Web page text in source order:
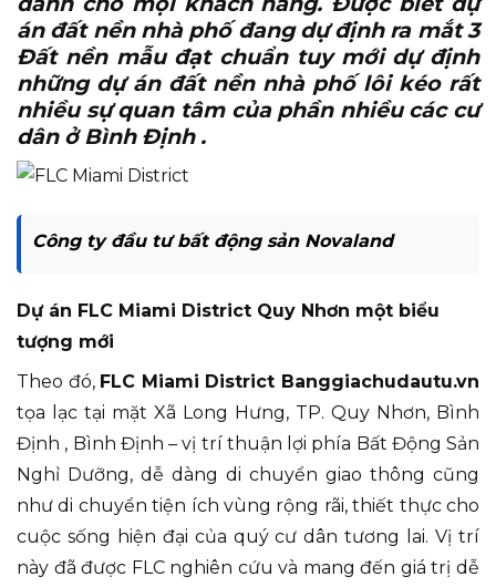
án đất nền nhà phố đang dự định ra mắt 3
Đất nền mẫu đạt chuẩn tuy mới dự định
những dự án đất nền nhà phố lôi kéo rất
nhiều sự quan tâm của phần nhiều các cư
dân ở Bình Định .
Công ty đầu tư bất động sản Novaland
Dự án FLC Miami District Quy Nhơn một biểu
tượng mới
Theo đó, FLC Miami District Banggiachudautu.vn
tọa lạc tại mặt Xã Long Hưng, TP. Quy Nhơn, Bình
Định , Bình Định – vị trí thuận lợi phía Bất Động Sản
Nghỉ Dưỡng, dễ dàng di chuyển giao thông cũng
như di chuyển tiện ích vùng rộng rãi, thiết thực cho
cuộc sống hiện đại của quý cư dân tương lai. Vị trí
này đã được FLC nghiên cứu và mang đến giá trị dễ